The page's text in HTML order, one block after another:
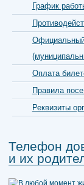
График
Официальный
Оплата
Правила
Реквизиты
Телефон
и их